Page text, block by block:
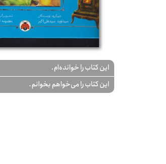
این کتاب را خوانده‌ام.
این کتاب را می‌خواهم بخوانم.